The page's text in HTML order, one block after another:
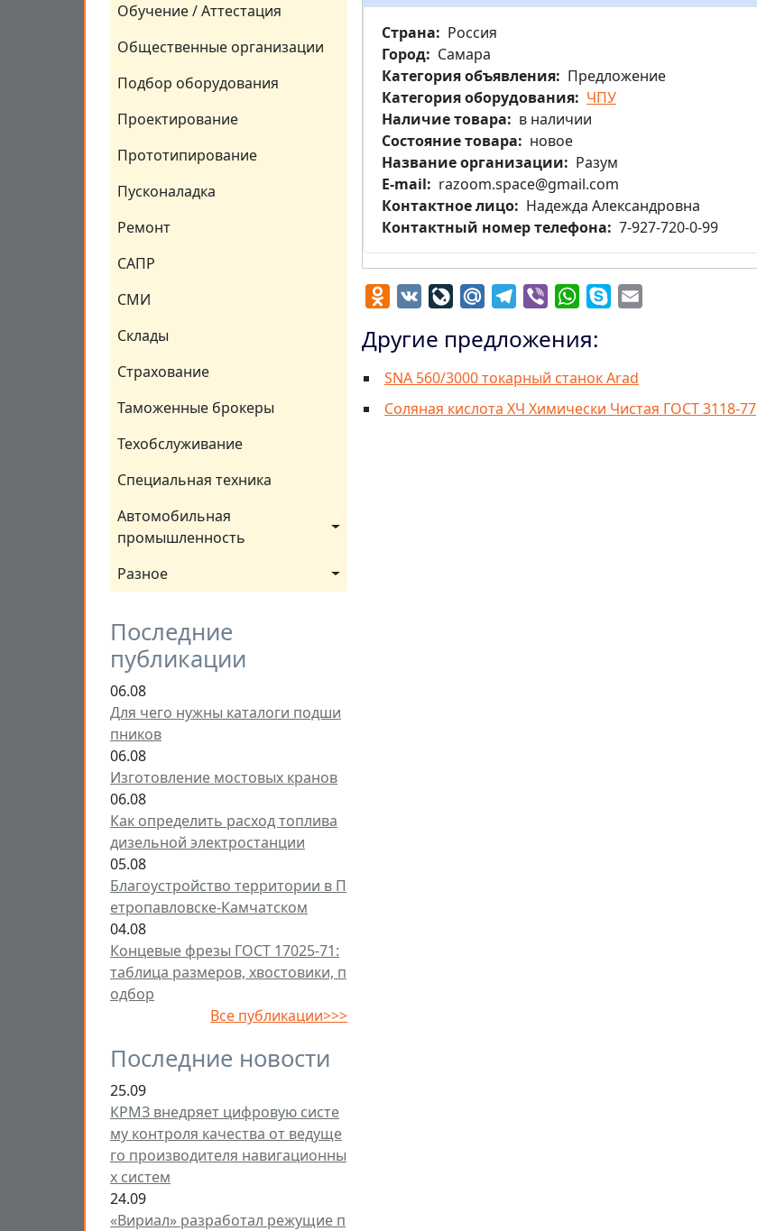
Обучение / Аттестация
Общественные организации
Подбор оборудования
Проектирование
Прототипирование
Пусконаладка
Ремонт
САПР
СМИ
Склады
Страхование
Таможенные брокеры
Техобслуживание
Специальная техника
Автомобильная
промышленность
Разное
Последние
публикации
06.08
Для чего нужны каталоги подши
пников
06.08
Изготовление мостовых кранов
06.08
Как определить расход топлива
дизельной электростанции
05.08
Благоустройство территории в П
етропавловске-Камчатском
04.08
Концевые фрезы ГОСТ 17025-71:
таблица размеров, хвостовики, п
одбор
Все публикации>>>
Последние новости
25.09
КРМЗ внедряет цифровую систе
му контроля качества от ведуще
го производителя навигационны
х систем
24.09
«Вириал» разработал режущие п
Страна
Россия
Город
Самара
Категория объявления
Предложение
Категория оборудования
ЧПУ
Наличие товара
в наличии
Состояние товара
новое
Название организации
Разум
E-mail
razoom.space@gmail.com
Контактное лицо
Надежда Александровна
Контактный номер телефона
7-927-720-0-99
Odnoklassniki
VK LiveJournal
Mail.RuTelegram
Viber WhatsApp
Skype
Другие предложения:
SNA 560/3000 токарный станок Arad
Соляная кислота ХЧ Химически Чистая ГОСТ 3118-77